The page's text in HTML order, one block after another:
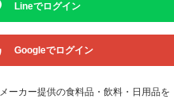
Lineでログイン
Googleでログイン
メーカー提供の食料品・飲料・日用品を